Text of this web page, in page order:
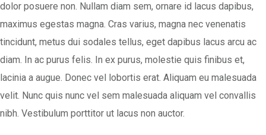
dolor posuere non. Nullam diam sem, ornare id lacus dapibus,
maximus egestas magna. Cras varius, magna nec venenatis
tincidunt, metus dui sodales tellus, eget dapibus lacus arcu ac
diam. In ac purus felis. In ex purus, molestie quis finibus et,
lacinia a augue. Donec vel lobortis erat. Aliquam eu malesuada
velit. Nunc quis nunc vel sem malesuada aliquam vel convallis
nibh. Vestibulum porttitor ut lacus non auctor.